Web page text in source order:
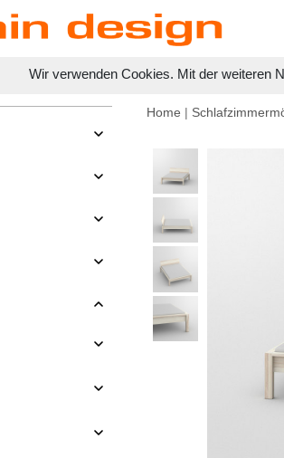
Wir verwenden Cookies. Mit der weiteren
Home |